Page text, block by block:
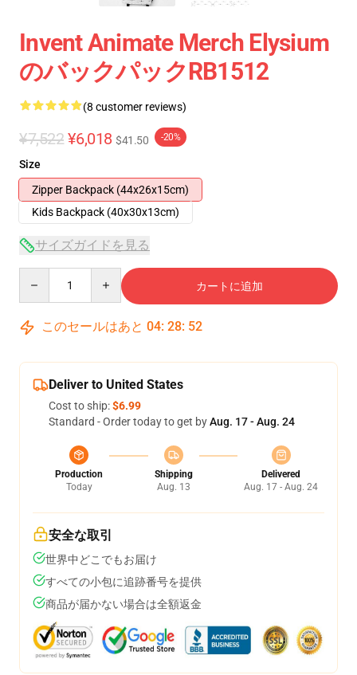
Invent Animate Merch Elysium
のバックパックRB1512
(8 customer reviews)
¥7,522 ¥6,018 $41.50 -20%
Size
Zipper Backpack (44x26x15cm)
Kids Backpack (40x30x13cm)
サイズガイドを見る
カートに追加
このセールはあと 04: 28: 51
Deliver to United States
Cost to ship:$6.99
Standard - Order today to get byAug. 17 - Aug. 24
Production
Today
Shipping
Aug. 13
Delivered
Aug. 17 - Aug. 24
安全な取引
世界中どこでもお届け
すべての小包に追跡番号を提供
商品が届かない場合は全額返金